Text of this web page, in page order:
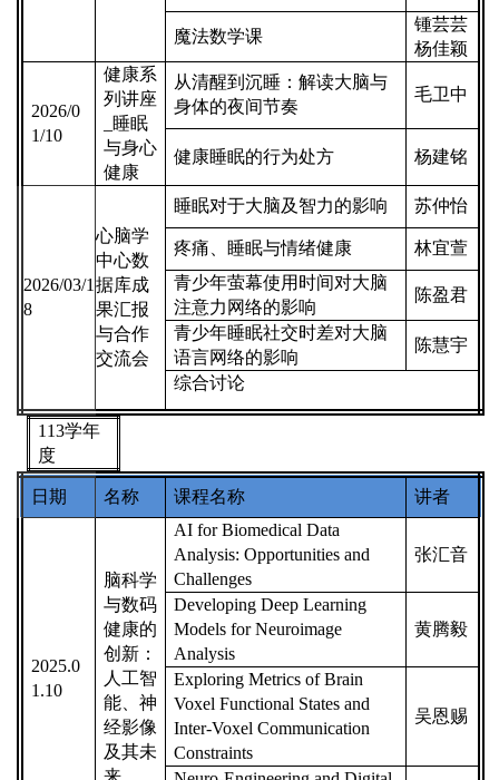
魔法数学课
锺芸芸
杨佳颖
2026/0
1/10
健康系
列讲座
睡眠
与身心
健康
从清醒到沉睡：解读大脑与
身体的夜间节奏
毛卫中
健康睡眠的行为处方 杨建铭
2026/03/1
8
心脑学
中心数
据库成
果汇报
与合作
交流会
睡眠对于大脑及智力的影响 苏仲怡
疼痛、睡眠与情绪健康
林宜萱
青少年萤幕使用时间对大脑
注意力网络的影响
陈盈君
青少年睡眠社交时差对大脑
语言网络的影响
陈慧宇
综合讨论
113学年
度
日期 名称 课程名称 讲者
2025.0
1.10
脑科学
与数码
健康的
创新：
人工智
能、神
经影像
及其未
来
AI for Biomedical Data
Analysis: Opportunities and
Challenges
张汇音
Developing Deep Learning
Models for Neuroimage
Analysis
黄腾毅
Exploring Metrics of Brain
Voxel Functional States and
Inter-Voxel Communication
Constraints
吴恩赐